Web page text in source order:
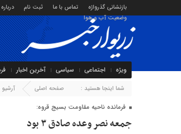
بازنشانی گذرواژه تماس با ما ثبت نام
وضعیت آب و هوا
ویژه اجتماعی سیاسی آخرین اخبار
شما اینجا هستید : صفحه اصلی آرشیو
فرمانده ناحیه مقاومت بسیج قروه:
جمعه نصر وعده صادق ۳ بود